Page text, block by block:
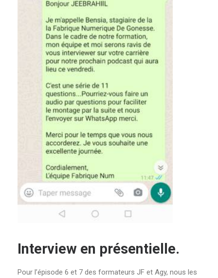
Interview en présentielle.
Pour l’épisode 6 et 7 des formateurs JF et Agy, nous les